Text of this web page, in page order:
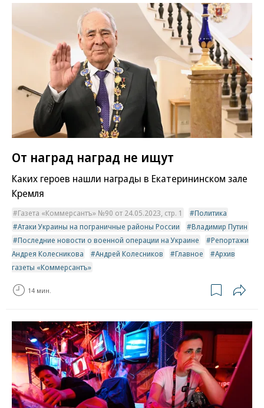
От наград наград не ищут
Каких героев нашли награды в Екатерининском зале
Кремля
Газета «Коммерсантъ» №90 от 24.05.2023, стр. 1
Политика
Атаки Украины на пограничные районы России
Владимир Путин
Последние новости о военной операции на Украине
Репортажи
Андрея Колесникова
Андрей Колесников Главное
Архив
газеты «Коммерсантъ»
14 мин.